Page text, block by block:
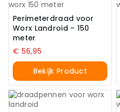
Perimeterdraad voor
Worx Landroid – 150
meter
€ 56,95
Bekijk Product